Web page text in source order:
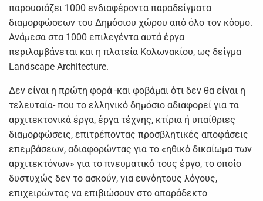
παρουσιάζει 1000 ενδιαφέροντα παραδείγματα
διαμορφώσεων του Δημόσιου χώρου από όλο τον κόσμο.
Ανάμεσα στα 1000 επιλεγέντα αυτά έργα
περιλαμβάνεται και η πλατεία Κολωνακίου, ως δείγμα
Landscape Architecture.
Δεν είναι η πρώτη φορά -και φοβάμαι ότι δεν θα είναι η
τελευταία- που το ελληνικό δημόσιο αδιαφορεί για τα
αρχιτεκτονικά έργα, έργα τέχνης, κτίρια ή υπαίθριες
διαμορφώσεις, επιτρέποντας προσβλητικές αποφάσεις
επεμβάσεων, αδιαφορώντας για το «ηθικό δικαίωμα των
αρχιτεκτόνων» για το πνευματικό τους έργο, το οποίο
δυστυχώς δεν το ασκούν, για ευνόητους λόγους,
επιχειρώντας να επιβιώσουν στο απαράδεκτο